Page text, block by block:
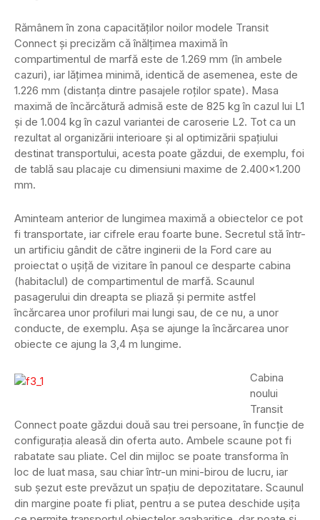
Rămânem în zona capacităţilor noilor modele Transit
Connect şi precizăm că înălţimea maximă în
compartimentul de marfă este de 1.269 mm (în ambele
cazuri), iar lăţimea minimă, identică de asemenea, este de
1.226 mm (distanţa dintre pasajele roţilor spate). Masa
maximă de încărcătură admisă este de 825 kg în cazul lui L1
şi de 1.004 kg în cazul variantei de caroserie L2. Tot ca un
rezultat al organizării interioare şi al optimizării spaţiului
destinat transportului, acesta poate găzdui, de exemplu, foi
de tablă sau placaje cu dimensiuni maxime de 2.400×1.200
mm.
Aminteam anterior de lungimea maximă a obiectelor ce pot
fi transportate, iar cifrele erau foarte bune. Secretul stă într-
un artificiu gândit de către inginerii de la Ford care au
proiectat o uşiţă de vizitare în panoul ce desparte cabina
(habitaclul) de compartimentul de marfă. Scaunul
pasagerului din dreapta se pliază şi permite astfel
încărcarea unor profiluri mai lungi sau, de ce nu, a unor
conducte, de exemplu. Aşa se ajunge la încărcarea unor
obiecte ce ajung la 3,4 m lungime.
Cabina
noului
Transit
Connect poate găzdui două sau trei persoane, în funcţie de
configuraţia aleasă din oferta auto. Ambele scaune pot fi
rabatate sau pliate. Cel din mijloc se poate transforma în
loc de luat masa, sau chiar într-un mini-birou de lucru, iar
sub şezut este prevăzut un spaţiu de depozitatare. Scaunul
din margine poate fi pliat, pentru a se putea deschide uşiţa